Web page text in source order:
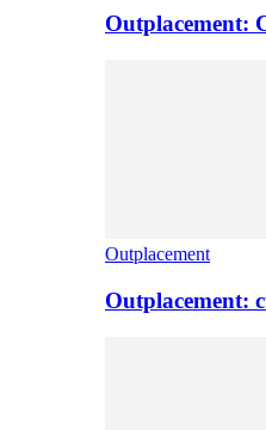
Outplacement:
Outplacement
Outplacement: